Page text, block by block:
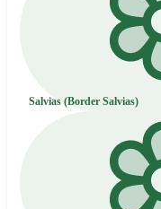
Salvias (Border Salvias)